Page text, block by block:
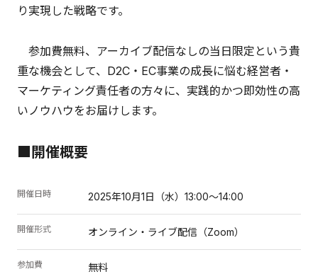
り実現した戦略です。
参加費無料、アーカイブ配信なしの当日限定という貴
重な機会として、D2C・EC事業の成長に悩む経営者・
マーケティング責任者の方々に、実践的かつ即効性の高
いノウハウをお届けします。
■開催概要
開催日時 2025年10月1日（水）13:00〜14:00
開催形式 オンライン・ライブ配信（Zoom）
参加費 無料